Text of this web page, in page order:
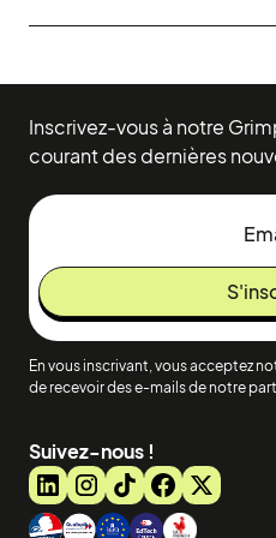
Inscrivez-vous à notre
courant des dernières
En vous inscrivant, vous acceptez
de recevoir des e-mails de notre
Suivez-nous !